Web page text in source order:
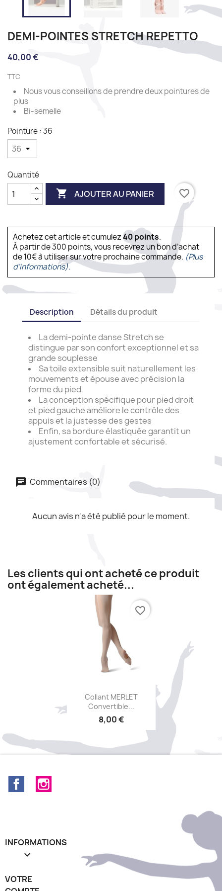
DEMI-POINTES STRETCH REPETTO
40,00 €
TTC
Nous vous conseillons de prendre deux pointures de
plus
Bi-semelle
Pointure : 36
Quantité
 AJOUTER AU PANIER favorite_border
Achetez cet article et cumulez40points.
À partir de 300 points, vous recevrez un bon d’achat
de 10€ à utiliser sur votre prochaine commande. (Plus
d'informations).
Description Détails du produit
La demi-pointe danse Stretch se
distingue par son confort exceptionnel et sa
grande souplesse
Sa toile extensible suit naturellement les
mouvements et épouse avec précision la
forme du pied
La conception spécifique pour pied droit
et pied gauche améliore le contrôle des
appuis et la justesse des gestes
Enfin, sa bordure élastiquée garantit un
ajustement confortable et sécurisé.
Commentaires (0)
Aucun avis n'a été publié pour le moment.
Les clients qui ont acheté ce produit
ont également acheté...
Aperçu rapide
Collant MERLET
Convertible...
8,00 €
favorite_border
Facebook
INFORMATIONS

VOTRE